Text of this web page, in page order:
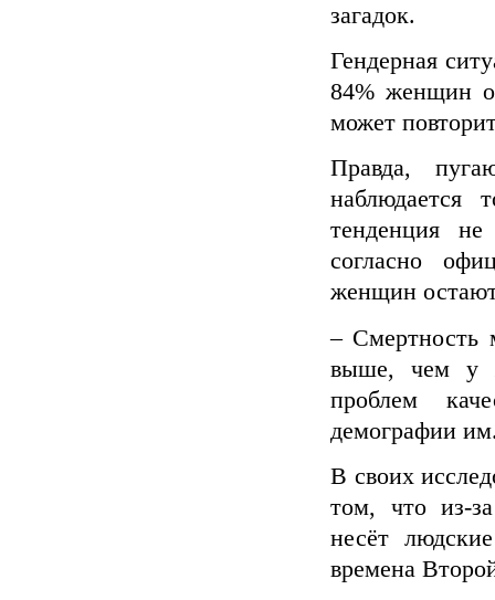
загадок.
Гендерная
84% женщин
может
Правда,
наблюдается
тенденция не
согласно
женщин
– Смертность
выше, чем у
проблем
демографии
В своих
том, что из-
несёт
времена